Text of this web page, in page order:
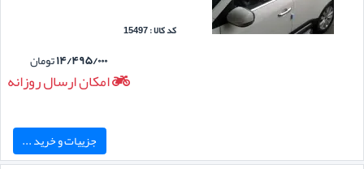
کد کالا : 15497
۱۴/۴۹۵/۰۰۰تومان
امکان ارسال روزانه
جزییات و خرید ...